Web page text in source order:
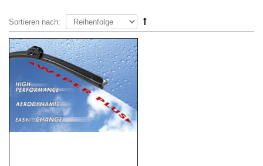
Sortieren nach: